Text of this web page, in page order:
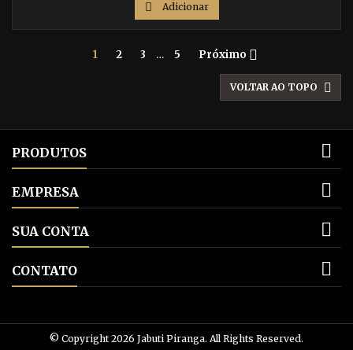
 Adicionar
1 2 3 … 5 Próximo 
VOLTAR AO TOPO 
PRODUTOS 
EMPRESA 
SUA CONTA 
CONTATO 
© Copyright 2026 Jabuti Piranga. All Rights Reserved.